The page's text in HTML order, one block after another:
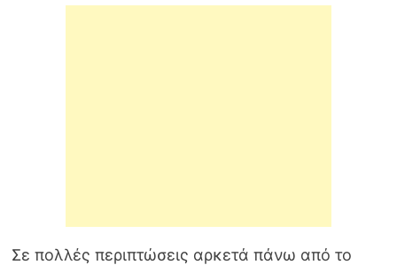
Σε πολλές περιπτώσεις αρκετά πάνω από το